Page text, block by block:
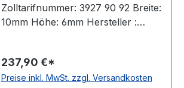
Zolltarifnummer: 3927 90 92 Breite:
10mm Höhe: 6mm Hersteller :
Ausführung: ohne Metallnieten
antistatisch: nein Material:
237,90 €*
Preise inkl. MwSt. zzgl. Versandkosten